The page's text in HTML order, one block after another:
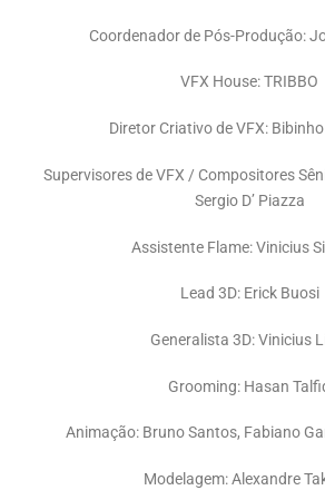
Coordenador de Pós-Produção:
VFX House: TRIBBO
Diretor Criativo de VFX:
Supervisores de VFX / Compositores
Sergio D’ Piazza
Assistente Flame: Vinicius
Lead 3D: Erick Buosi
Generalista 3D: Vinicius
Grooming: Hasan
Animação: Bruno Santos, Fabiano
Modelagem: Alexandre